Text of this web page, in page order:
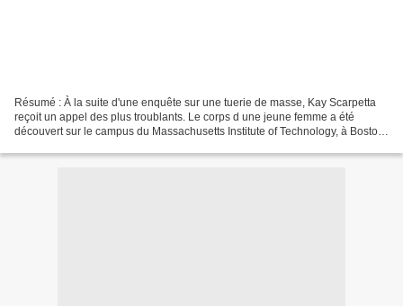
Résumé : À la suite d'une enquête sur une tuerie de masse, Kay Scarpetta
reçoit un appel des plus troublants. Le corps d une jeune femme a été
découvert sur le campus du Massachusetts Institute of Technology, à Boston.